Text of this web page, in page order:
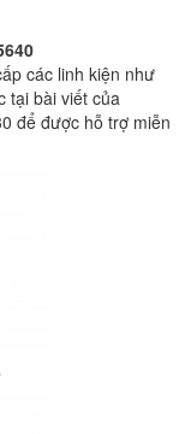
các linh kiện như
tại bài viết của
để được hỗ trợ miễn